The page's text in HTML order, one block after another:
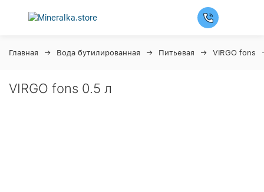
Главная Вода бутилированная Питьевая VIRGO fons
VIRGO fons 0.5 л